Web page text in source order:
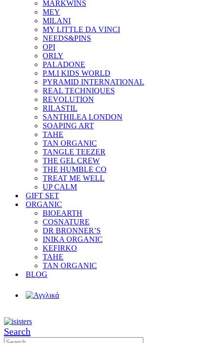
MARKWINS
MEY
MILANI
MY LITTLE DA VINCI
NEEDS&PINS
OPI
ORLY
PALADONE
P.M.I KIDS WORLD
PYRAMID INTERNATIONAL
REAL TECHNIQUES
REVOLUTION
RILASTIL
SANTHILEA LONDON
SOAPING ART
TAHE
TAN ORGANIC
TANGLE TEEZER
THE GEL CREW
THE HUMBLE CO
TREAT ME WELL
UP CALM
GIFT SET
ORGANIC
BIOEARTH
COSNATURE
DR BRONNER’S
INIKA ORGANIC
KEFIRKO
TAHE
TAN ORGANIC
BLOG
Search